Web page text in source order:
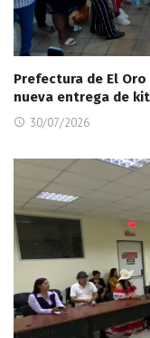
Prefectura de El
nueva entrega de
30/07/2026